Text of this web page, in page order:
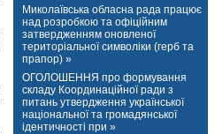
Миколаївська обласна рада працює
над розробкою та офіційним
затвердженням оновленої
територіальної символіки (герб та
прапор) »
ОГОЛОШЕННЯ про формування
складу Координаційної ради з
питань утвердження української
національної та громадянської
ідентичності при »